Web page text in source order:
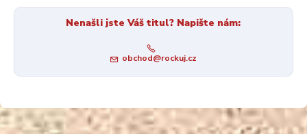
Nenašli jste Váš titul? Napište nám:
obchod@rockuj.cz